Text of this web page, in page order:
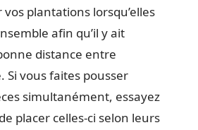
plantations lorsqu’elles
afin qu’il y ait
distance entre
Si vous faites pousser
simultanément, essayez
placer celles-ci selon leurs